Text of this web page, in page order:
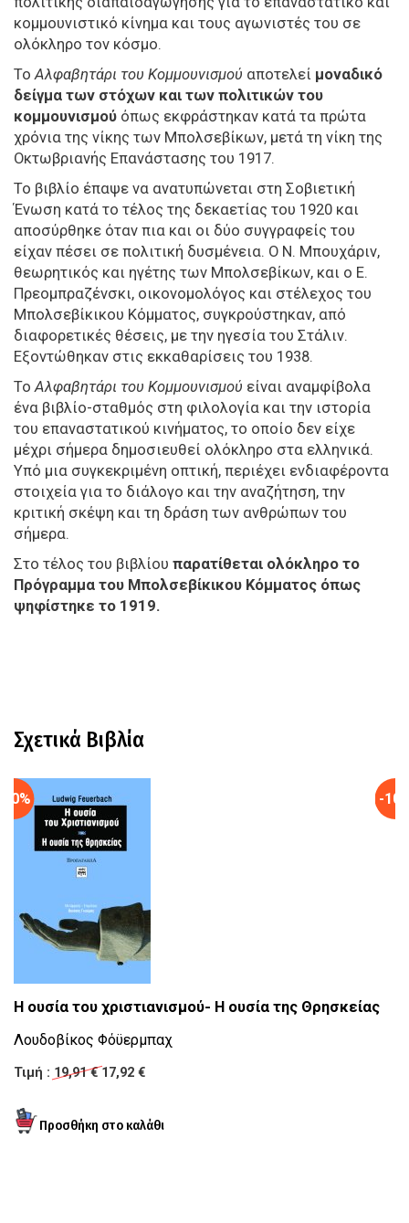
κομμουνιστικό κίνημα και τους αγωνιστές του σε
ολόκληρο τον κόσμο.
Το Αλφαβητάρι του Κομμουνισμού αποτελεί μοναδικό
δείγμα των στόχων και των πολιτικών του
κομμουνισμού όπως εκφράστηκαν κατά τα πρώτα
χρόνια της νίκης των Μπολσεβίκων, μετά τη νίκη της
Οκτωβριανής Επανάστασης του 1917.
Το βιβλίο έπαψε να ανατυπώνεται στη Σοβιετική
Ένωση κατά το τέλος της δεκαετίας του 1920 και
αποσύρθηκε όταν πια και οι δύο συγγραφείς του
είχαν πέσει σε πολιτική δυσμένεια. Ο Ν. Μπουχάριν,
θεωρητικός και ηγέτης των Μπολσεβίκων, και ο Ε.
Πρεομπραζένσκι, οικονομολόγος και στέλεχος του
Μπολσεβίκικου Κόμματος, συγκρούστηκαν, από
διαφορετικές θέσεις, με την ηγεσία του Στάλιν.
Εξοντώθηκαν στις εκκαθαρίσεις του 1938.
Το Αλφαβητάρι του Κομμουνισμού είναι αναμφίβολα
ένα βιβλίο-σταθμός στη φιλολογία και την ιστορία
του επαναστατικού κινήματος, το οποίο δεν είχε
μέχρι σήμερα δημοσιευθεί ολόκληρο στα ελληνικά.
Υπό μια συγκεκριμένη οπτική, περιέχει ενδιαφέροντα
στοιχεία για το διάλογο και την αναζήτηση, την
κριτική σκέψη και τη δράση των ανθρώπων του
σήμερα.
Στο τέλος του βιβλίου παρατίθεται ολόκληρο το
Πρόγραμμα του Μπολσεβίκικου Κόμματος όπως
ψηφίστηκε το 1919.
Σχετικά Βιβλία
Η ουσία του χριστιανισμού- Η ουσία της Θρησκείας
Λουδοβίκος Φόϋερμπαχ
Τιμή : 19,91 €17,92 €
-